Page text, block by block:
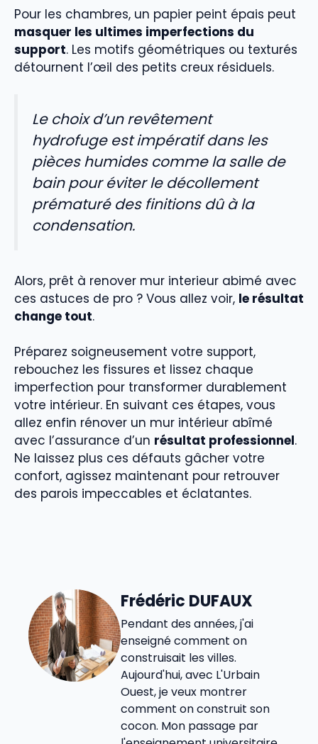
Pour les chambres, un papier peint épais peut
masquer les ultimes imperfections du
support. Les motifs géométriques ou texturés
détournent l’œil des petits creux résiduels.
Le choix d’un revêtement
hydrofuge est impératif dans les
pièces humides comme la salle de
bain pour éviter le décollement
prématuré des finitions dû à la
condensation.
Alors, prêt à renover mur interieur abimé avec
ces astuces de pro ? Vous allez voir, le résultat
change tout.
Préparez soigneusement votre support,
rebouchez les fissures et lissez chaque
imperfection pour transformer durablement
votre intérieur. En suivant ces étapes, vous
allez enfin rénover un mur intérieur abîmé
avec l’assurance d’un résultat professionnel.
Ne laissez plus ces défauts gâcher votre
confort, agissez maintenant pour retrouver
des parois impeccables et éclatantes.
Frédéric DUFAUX
Pendant des années, j'ai
enseigné comment on
construisait les villes.
Aujourd'hui, avec L'Urbain
Ouest, je veux montrer
comment on construit son
cocon. Mon passage par